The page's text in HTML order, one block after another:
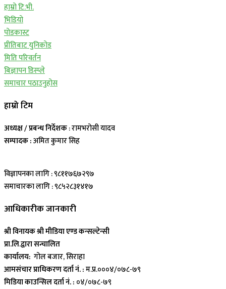
हाम्रो टि.भी.
भिडियो
पोडकास्ट
प्रीतिबाट युनिकोड
मिति परिवर्तन
बिज्ञापन डिस्प्ले
समाचार पठाउनुहोस
हाम्रो टिम
अध्यक्ष / प्रबन्ध निर्देशक: रामभरोसी यादव
सम्पादक :अमित कुमार सिह
विज्ञापनका लागि : ९८११७६७२९७
समाचारका लागि : ९८५२८३१४१७
आधिकारीक जानकारी
श्री विनायक श्री मीडिया एण्ड कन्सल्टेन्सी
प्रा.लि.द्वारा सन्चालित
कार्यालय: गोल बजार, सिराहा
आमसंचार प्राधिकरण दर्ता नं. :म.प्र.०००४/०७८-७९
मिडिया काउन्सिल दर्ता नं. : ०४/०७८-७९